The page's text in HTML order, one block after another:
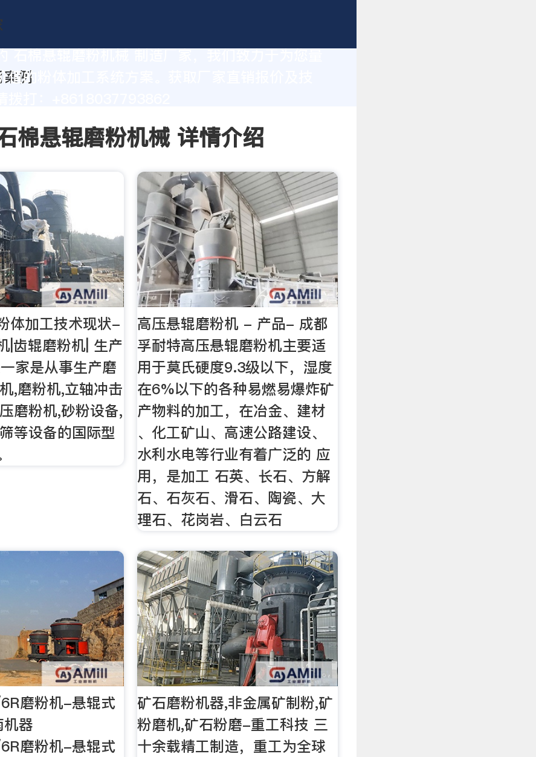
值的粉体加工系统方案。获取厂家直销报价及技
棉悬辊磨粉机械 详情介绍
体加工技术现状-
|齿辊磨粉机| 生产
家是从事生产磨
,磨粉机,立轴冲击
磨粉机,砂粉设备,
等设备的国际型
高压悬辊磨粉机 - 产品- 成都
孚耐特高压悬辊磨粉机主要适
用于莫氏硬度9.3级以下，湿度
在6%以下的各种易燃易爆炸矿
产物料的加工，在冶金、建材
、化工矿山、高速公路建设、
水利水电等行业有着广泛的 应
用，是加工 石英、长石、方解
石、石灰石、滑石、陶瓷、大
理石、花岗岩、白云石
磨粉机-悬辊式
器
磨粉机-悬辊式
矿石磨粉机器,非金属矿制粉,矿
粉磨机,矿石粉磨-重工科技 三
十余载精工制造，重工为全球